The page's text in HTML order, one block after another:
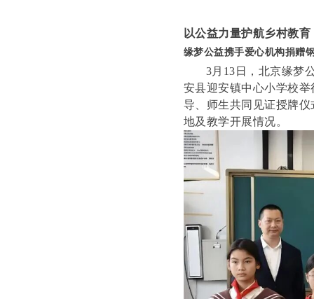
以公益力量护航乡村教
缘梦公益携手爱心机构捐赠
3月13日，北京缘梦
安县迎安镇中心小学校
导、师生共同见证授牌
地及教学开展情况。